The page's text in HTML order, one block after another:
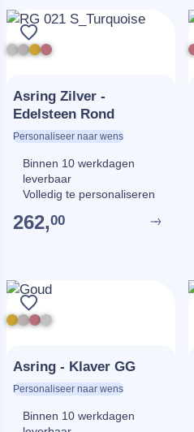
Asring Zilver -
Edelsteen Rond
Personaliseer naar wens
Binnen 10 werkdagen
leverbaar
Volledig te personaliseren
262,00
Asring - Klaver GG
Personaliseer naar wens
Binnen 10 werkdagen